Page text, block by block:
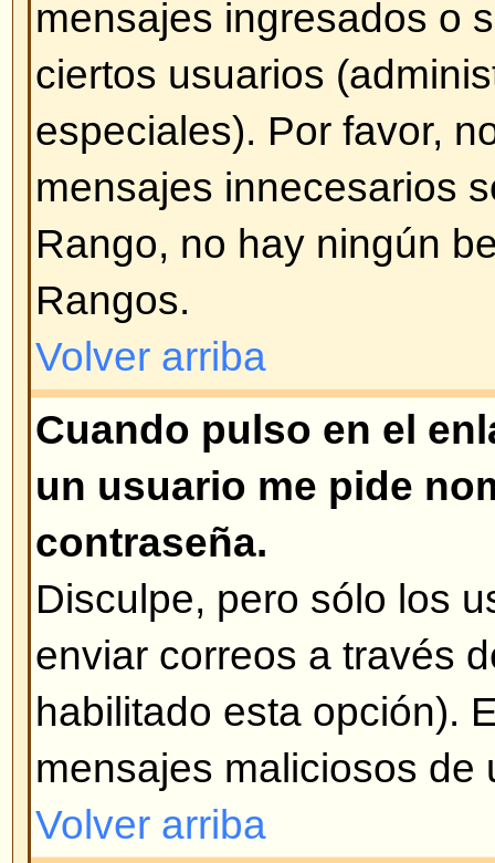
agregar que es establecida por
administrador.
Volver arriba
¿Cómo modifico o borro una
Al igual que con los mensajes,
borrar una encuesta generada
administrador o moderador).
encuesta, pulse en el primer
siempre es el que tiene la
han realizado votaciones, se
opciones o borrarlas. Sin
sólo los administradores y
modificar la encuesta. Esto es
falsificación de resultados de
de la edición de la misma a
¿Por qué no puedo acceder a
Algunos foros están limitados a
grupos de usuarios. Para